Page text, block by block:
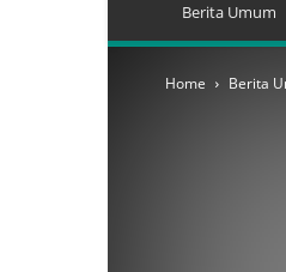
Berita Umum
Home Berita